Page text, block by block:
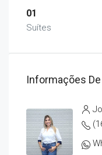
01
Suítes
Informações